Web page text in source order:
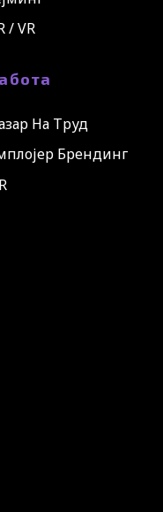
/ VR
На Труд
Брендинг